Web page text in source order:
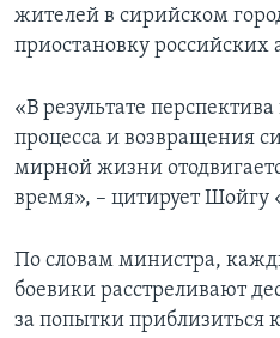
жителей в сирийском
приостановку российских
«В результате
процесса и возвращения
мирной жизни
время», – цитирует Шойгу
По словам министра,
боевики расстреливают
за попытки приблизиться